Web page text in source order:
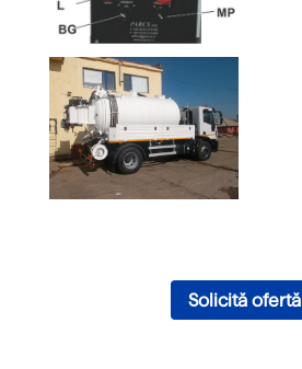
Solicită ofertă